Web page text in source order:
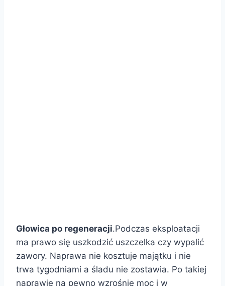
Głowica po regeneracji.Podczas eksploatacji
ma prawo się uszkodzić uszczelka czy wypalić
zawory. Naprawa nie kosztuje majątku i nie
trwa tygodniami a śladu nie zostawia. Po takiej
naprawie na pewno wzrośnie moc i w